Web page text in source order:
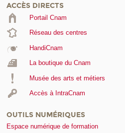
ACCÈS DIRECTS
Portail Cnam
Réseau des centres
HandiCnam
La boutique du Cnam
Musée des arts et métiers
Accès à IntraCnam
OUTILS NUMÉRIQUES
Espace numérique de formation